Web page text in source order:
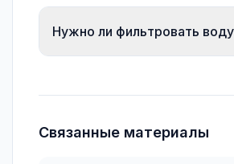
Нужно ли фильтровать
Связанные материалы